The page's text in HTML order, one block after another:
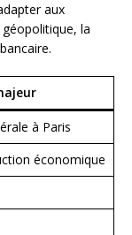
aux
la
à Paris
économique